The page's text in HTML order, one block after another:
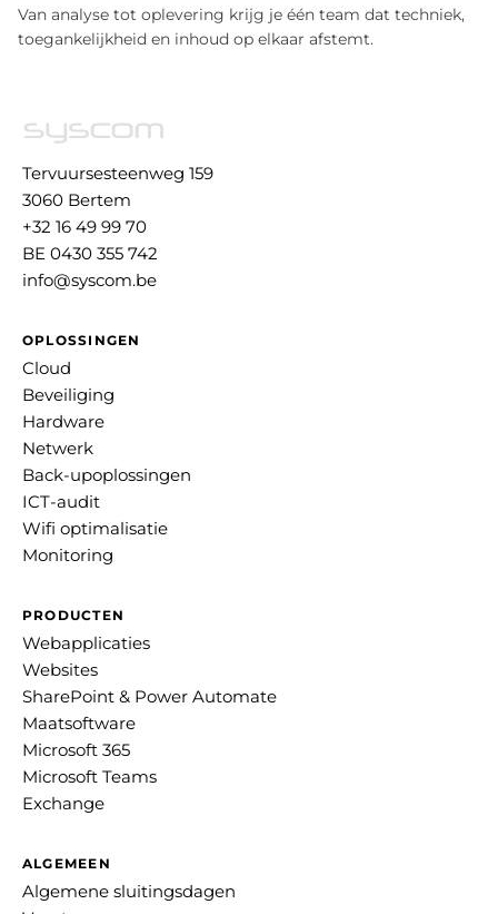
Van analyse tot oplevering krijg je één team dat techniek,
toegankelijkheid en inhoud op elkaar afstemt.
Tervuursesteenweg 159
3060 Bertem
+32 16 49 99 70
BE 0430 355 742
info@syscom.be
OPLOSSINGEN
Cloud
Beveiliging
Hardware
Netwerk
Back-upoplossingen
ICT-audit
Wifi optimalisatie
Monitoring
PRODUCTEN
Webapplicaties
Websites
SharePoint & Power Automate
Maatsoftware
Microsoft 365
Microsoft Teams
Exchange
ALGEMEEN
Algemene sluitingsdagen